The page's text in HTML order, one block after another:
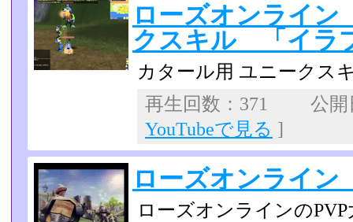
ローズオンライ
クスキル 「イラ
カタール用 ユニーク
再生回数：371 公
YouTubeで見る ]
ローズオンライ
ローズオンラインの